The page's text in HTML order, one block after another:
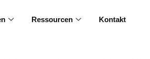
Ressourcen Kontakt